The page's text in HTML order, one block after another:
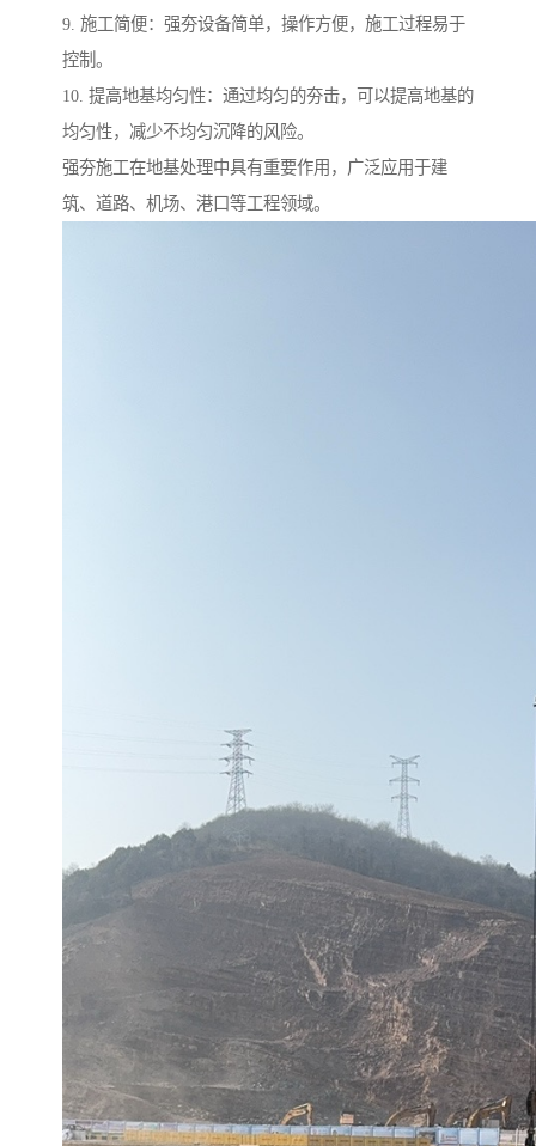
9. 施工简便：强夯设备简单，操作方便，施工过程易于
控制。
10. 提高地基均匀性：通过均匀的夯击，可以提高地基的
均匀性，减少不均匀沉降的风险。
强夯施工在地基处理中具有重要作用，广泛应用于建
筑、道路、机场、港口等工程领域。